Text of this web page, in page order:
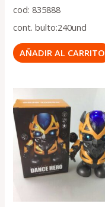
cod: 835888
cont. bulto:240und
AÑADIR AL CARRITO
precio
original
era:
.
₡5,950
precio
actual
es:
₡3,950